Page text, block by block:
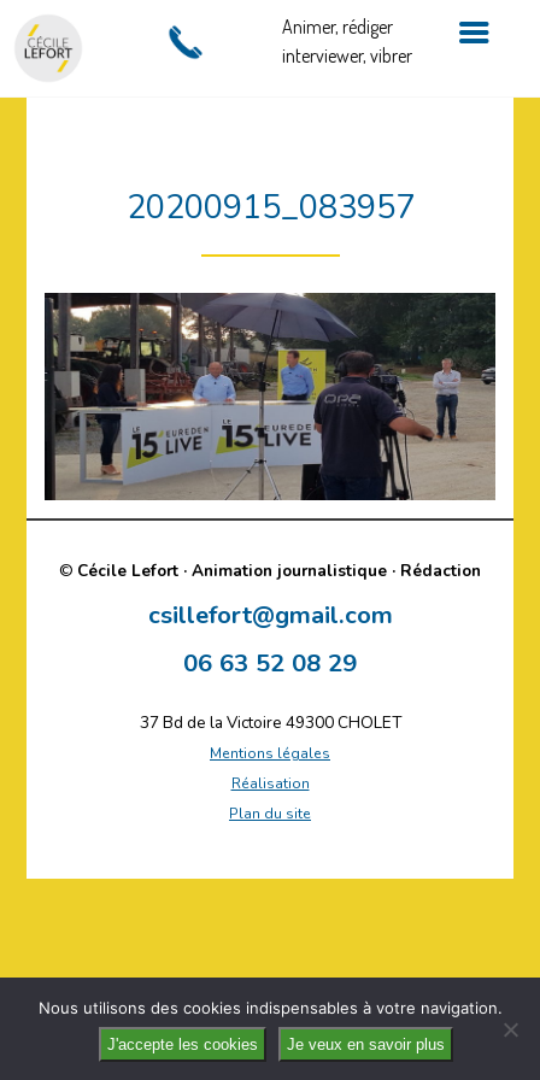
20200915_083957
© Cécile Lefort · Animation journalistique · Rédaction
csillefort@gmail.com
06 63 52 08 29
37 Bd de la Victoire 49300 CHOLET
Mentions légales
Réalisation
Plan du site
Animer, rédiger
interviewer, vibrer
Nous utilisons des cookies indispensables à votre navigation.
J'accepte les cookies Je veux en savoir plus